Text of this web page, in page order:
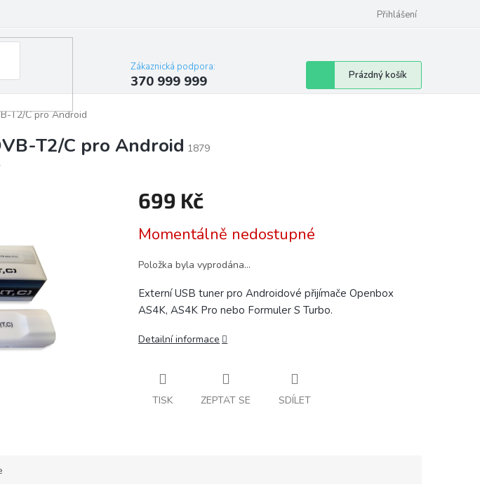
Přihlášení
Zákaznická podpora:
370 999 999
Nákupní
košík
Prázdný košík
T2/C pro Android
T2/C pro Android 1879
699 Kč
cena:
Momentálně nedostupné
Položka byla vyprodána…
Externí USB tuner pro Androidové přijímače Openbox
AS4K, AS4K Pro nebo Formuler S Turbo.
Detailní informace
TISK ZEPTAT SE SDÍLET